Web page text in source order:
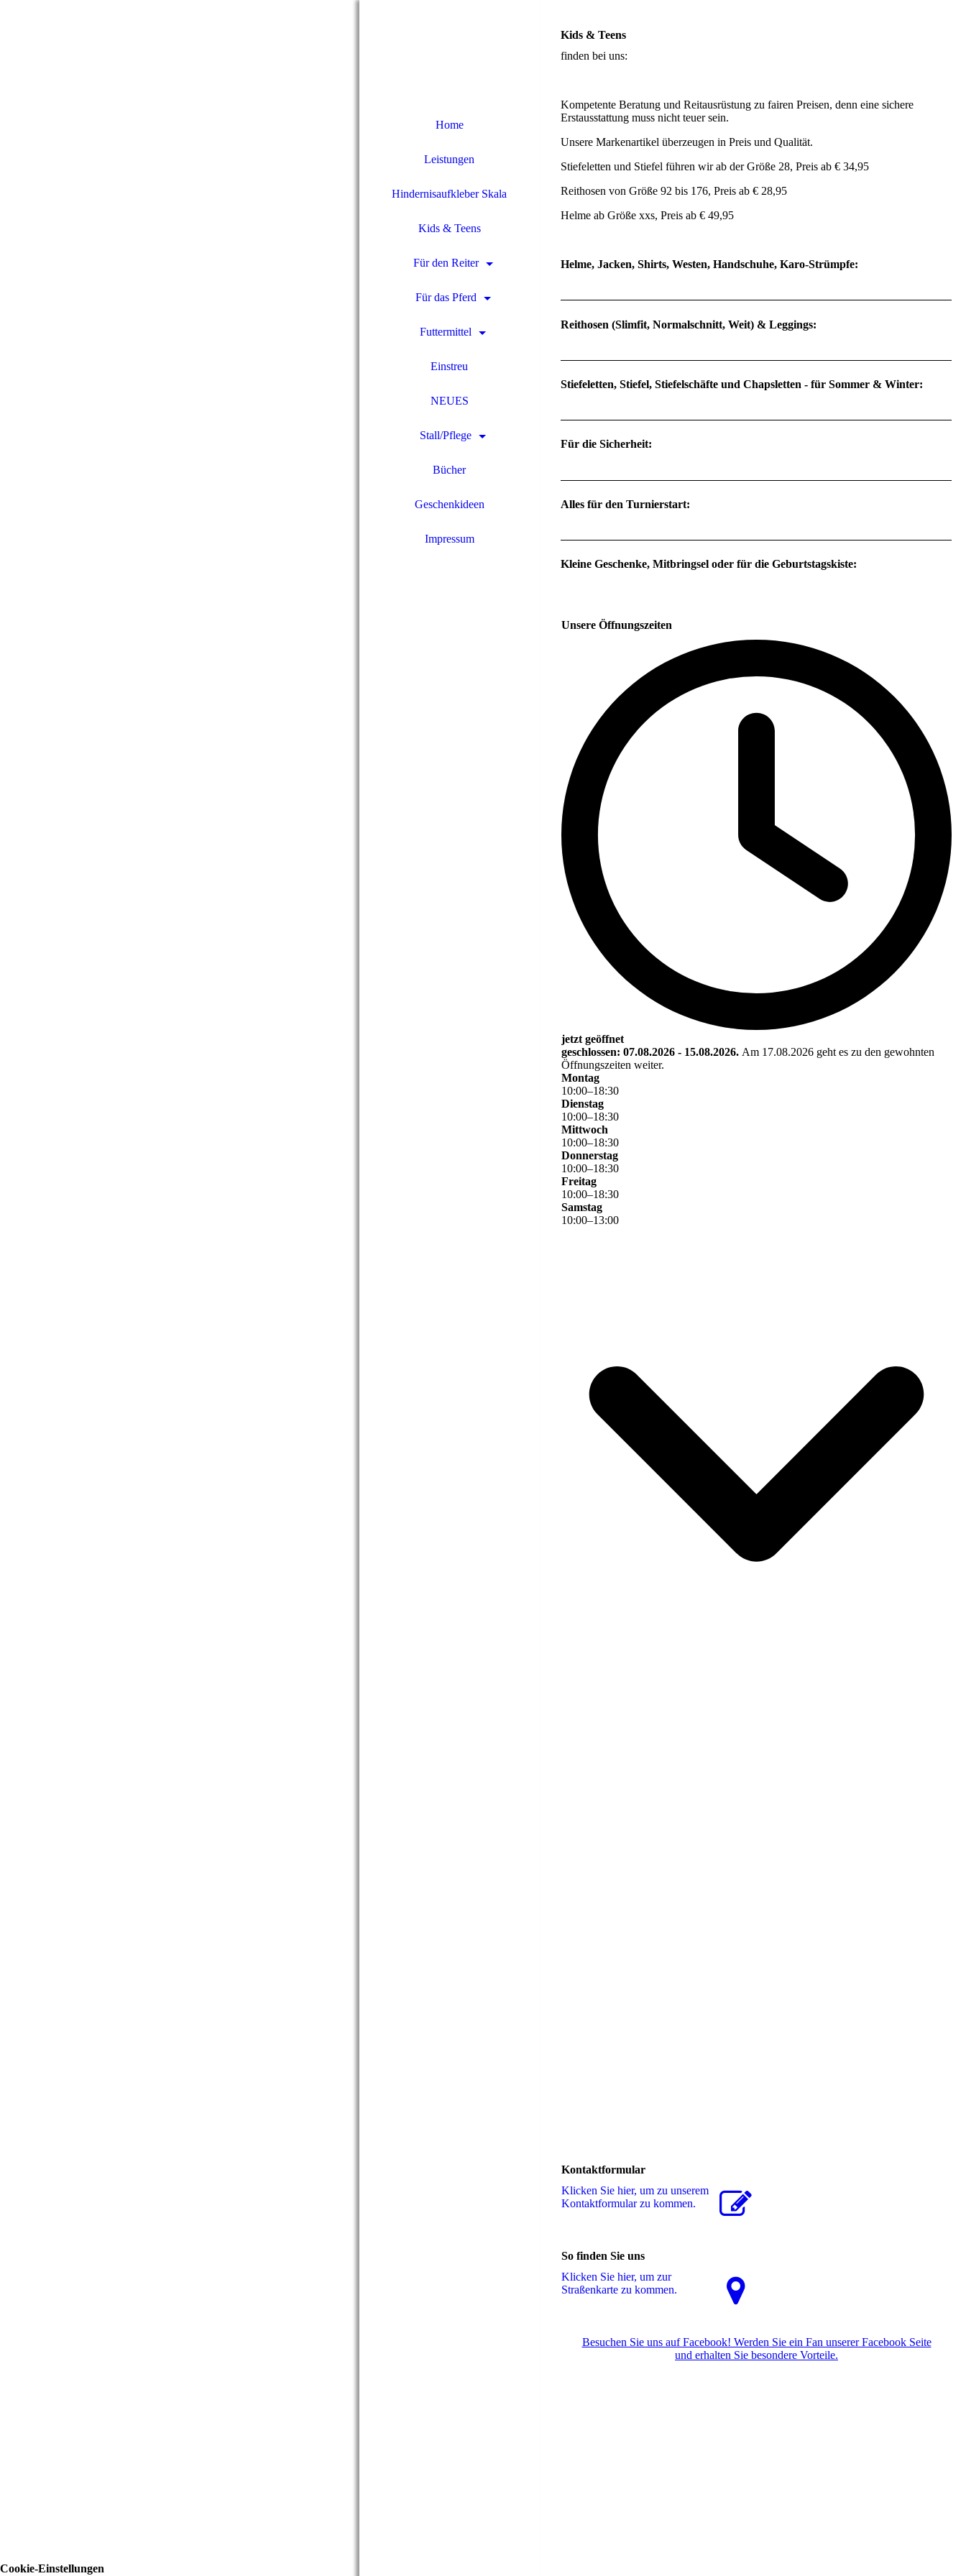
Home
Leistungen
Hindernisaufkleber Skala
Kids & Teens
Für den Reiter
Für das Pferd
Futtermittel
Einstreu
NEUES
Stall/Pflege
Bücher
Geschenkideen
Impressum
Kids & Teens
finden bei uns:
Kompetente Beratung und Reitausrüstung zu fairen Preisen, denn eine sichere
Erstausstattung muss nicht teuer sein.
Unsere Markenartikel überzeugen in Preis und Qualität.
Stiefeletten und Stiefel führen wir ab der Größe 28, Preis ab € 34,95
Reithosen von Größe 92 bis 176, Preis ab € 28,95
Helme ab Größe xxs, Preis ab € 49,95
Helme, Jacken, Shirts, Westen, Handschuhe, Karo-Strümpfe:
Reithosen (Slimfit, Normalschnitt, Weit) & Leggings:
Stiefeletten, Stiefel, Stiefelschäfte und Chapsletten - für Sommer & Winter:
Für die Sicherheit:
Alles für den Turnierstart:
Kleine Geschenke, Mitbringsel oder für die Geburtstagskiste:
Unsere Öffnungszeiten
jetzt geöffnet
geschlossen: 07.08.2026 - 15.08.2026. Am 17.08.2026 geht es zu den gewohnten
Öffnungszeiten weiter.
Montag
10:00–18:30
Dienstag
10:00–18:30
Mittwoch
10:00–18:30
Donnerstag
10:00–18:30
Freitag
10:00–18:30
Samstag
10:00–13:00
Kontaktformular
Klicken Sie hier, um zu unserem
Kon­takt­for­mu­lar zu kommen.
So finden Sie uns
Klicken Sie hier, um zur
Straßenkarte zu kommen.
Besuchen Sie uns auf Facebook! Werden Sie ein Fan unserer Facebook Seite
und erhalten Sie besondere Vorteile.
Cookie-Einstellungen